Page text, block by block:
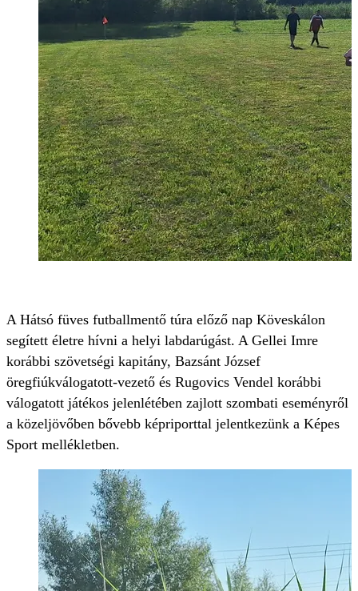
A Hátsó füves futballmentő túra előző nap Köveskálon
segített életre hívni a helyi labdarúgást. A Gellei Imre
korábbi szövetségi kapitány, Bazsánt József
öregfiúkválogatott-vezető és Rugovics Vendel korábbi
válogatott játékos jelenlétében zajlott szombati eseményről
a közeljövőben bővebb képriporttal jelentkezünk a Képes
Sport mellékletben.